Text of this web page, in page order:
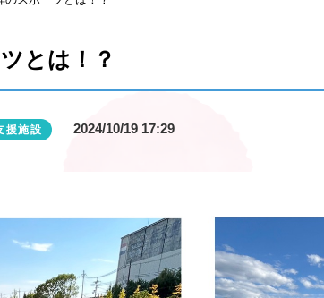
とは！？
援施設 2024/10/19 17:29